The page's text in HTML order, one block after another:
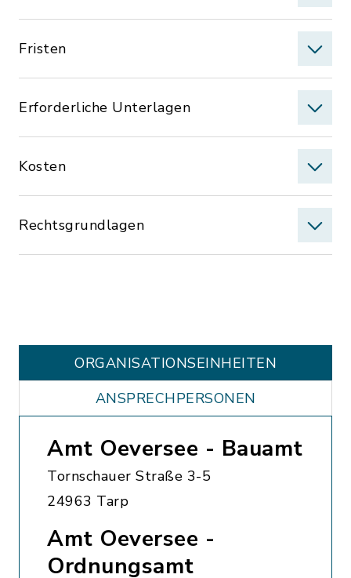
Fristen
Erforderliche Unterlagen
Kosten
Rechtsgrundlagen
ORGANISATIONS­EINHEITEN
ANSPRECHPERSONEN
Amt Oeversee - Bauamt
Tornschauer Straße 3-5
24963 Tarp
Amt Oeversee -
Ordnungsamt